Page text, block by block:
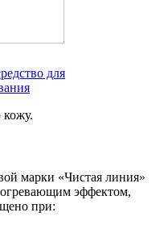
для
кожу.
марки «Чистая линия»
эффектом,
при: